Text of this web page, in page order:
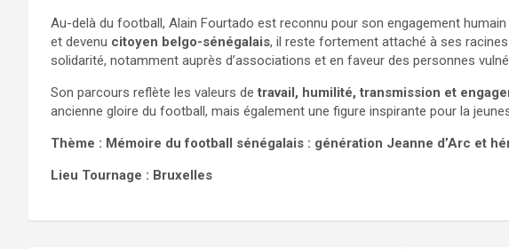
Au-delà du football, Alain Fourtado est reconnu pour son engagement humain
et devenu citoyen belgo-sénégalais, il reste fortement attaché à ses
solidarité, notamment auprès d’associations et en faveur des personnes
Son parcours reflète les valeurs detravail, humilité, transmission et
ancienne gloire du football, mais également une figure inspirante pour la
Thème : Mémoire du football sénégalais : génération Jeanne d’Arc et
Lieu Tournage : Bruxelles